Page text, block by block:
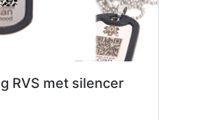
RVS met silencer